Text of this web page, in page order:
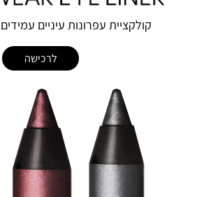
קולקציית‭ ‬עפרונות‭ ‬עיניים‭ ‬עמידים‭ ‬למראה‭ ‬מעושן‭ ‬
לרכישה